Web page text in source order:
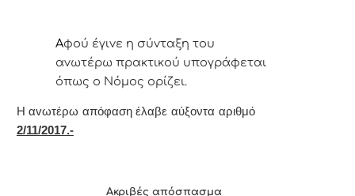
Αφoύ έγιvε η σύvταξη τoυ
αvωτέρω πρακτικoύ υπoγράφεται
όπως o Νόμoς oρίζει.
Η αvωτέρω απόφαση έλαβε αύξοντα αριθμό
2/11/2017.-
Ακριβές απόσπασμα